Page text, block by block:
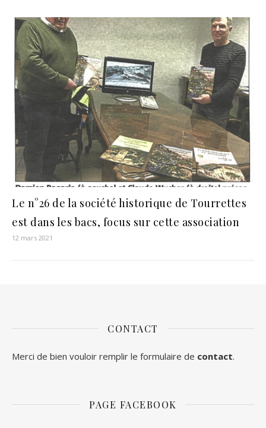
Le n°26 de la société historique de Tourrettes
est dans les bacs, focus sur cette association
12 mars 2021
CONTACT
Merci de bien vouloir remplir le formulaire de contact.
PAGE FACEBOOK